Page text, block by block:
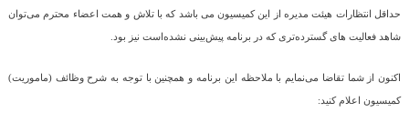
حداقل انتظارات هیئت مدیره از این کمیسیون می باشد که با تلاش و همت اعضاء محترم می‌توان
شاهد فعالیت های گسترده‌تری که در برنامه پیش‌بینی نشده‌است نیز بود.
اکنون از شما تقاضا می‌نمایم با ملاحظه این برنامه و همچنین با توجه به شرح وظائف (ماموریت)
کمیسیون اعلام کنید: